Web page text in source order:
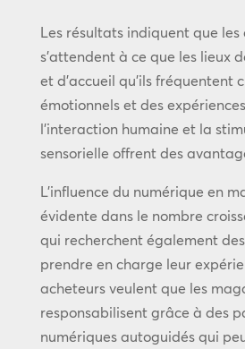
Les résultats indiquent que les
s’attendent à ce que les lieux
et d’accueil qu’ils fréquentent
émotionnels et des
l’interaction humaine et la
sensorielle offrent des
L’influence du numérique en
évidente dans le nombre
qui recherchent également
prendre en charge leur
acheteurs veulent que les
responsabilisent grâce à des
numériques autoguidés qui